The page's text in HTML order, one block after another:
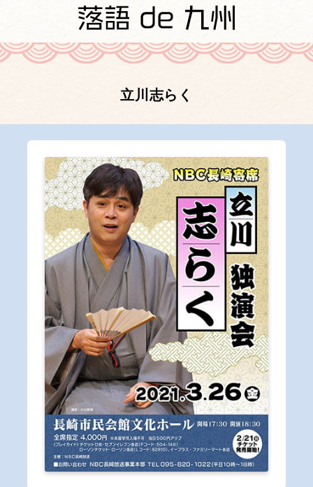
立川志らく